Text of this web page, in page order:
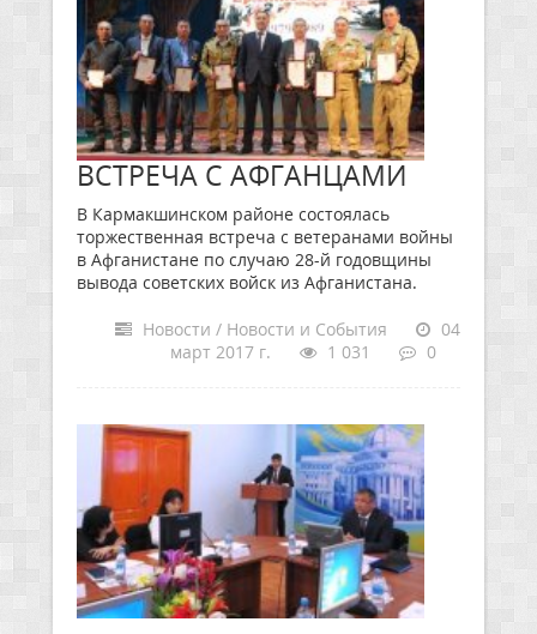
ВСТРЕЧА С АФГАНЦАМИ
В Кармакшинском районе состоялась
торжественная встреча с ветеранами войны
в Афганистане по случаю 28-й годовщины
вывода советских войск из Афганистана.
Новости / Новости и События
04
март 2017 г.
1 031 0